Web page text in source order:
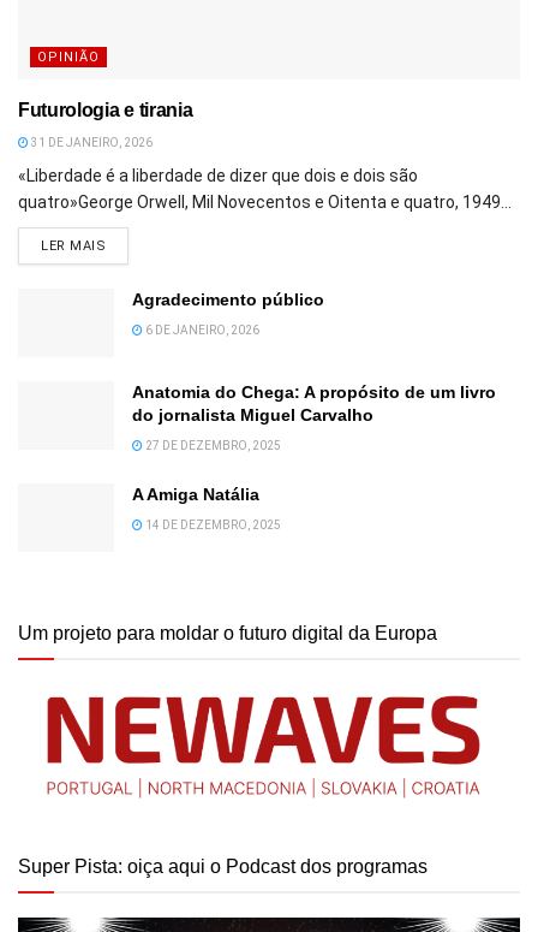
OPINIÃO
Futurologia e tirania
31 DE JANEIRO, 2026
«Liberdade é a liberdade de dizer que dois e dois são
quatro»George Orwell, Mil Novecentos e Oitenta e quatro, 1949...
LER MAIS
Agradecimento público
6 DE JANEIRO, 2026
Anatomia do Chega: A propósito de um livro
do jornalista Miguel Carvalho
27 DE DEZEMBRO, 2025
A Amiga Natália
14 DE DEZEMBRO, 2025
Um projeto para moldar o futuro digital da Europa
Super Pista: oiça aqui o Podcast dos programas